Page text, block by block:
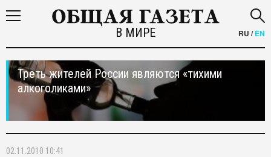
В МИРЕ RU /EN
Треть жителей России являются «тихими
алкоголиками»
02.11.2010 10:41